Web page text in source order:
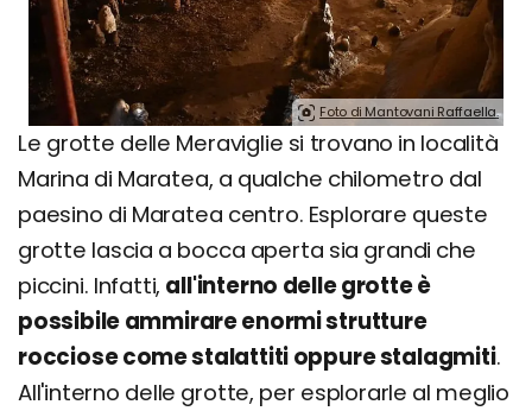
Foto di Mantovani Raffaella.
Le grotte delle Meraviglie si trovano in località
Marina di Maratea, a qualche chilometro dal
paesino di Maratea centro. Esplorare queste
grotte lascia a bocca aperta sia grandi che
piccini. Infatti, all'interno delle grotte è
possibile ammirare enormi strutture
rocciose come stalattiti oppure stalagmiti.
All'interno delle grotte, per esplorarle al meglio